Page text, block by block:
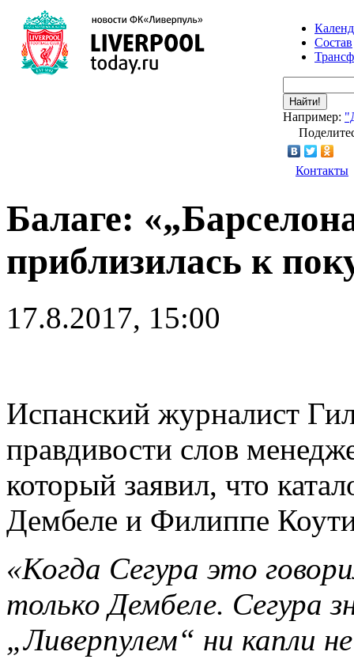
Состав
Найти!
Например:
Контакты
Балаге:
приблизилась к
17.8.2017, 15:00
Испанский журналист
правдивости слов
который заявил, что
Дембеле и Филиппе
«Когда Сегура это
только Дембеле. Сегура
„Ливерпулем“ ни капли